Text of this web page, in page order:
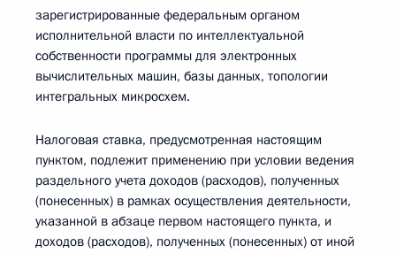
зарегистрированные федеральным органом
исполнительной власти по интеллектуальной
собственности программы для электронных
вычислительных машин, базы данных, топологии
интегральных микросхем.
Налоговая ставка, предусмотренная настоящим
пунктом, подлежит применению при условии ведения
раздельного учета доходов (расходов), полученных
(понесенных) в рамках осуществления деятельности,
указанной в абзаце первом настоящего пункта, и
доходов (расходов), полученных (понесенных) от иной